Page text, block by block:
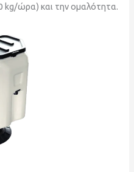
ώρα) και την ομαλότητα.